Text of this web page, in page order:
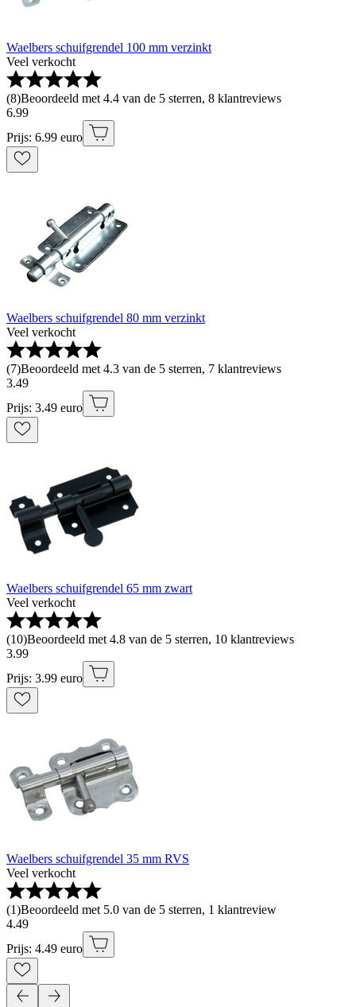
Waelbers schuifgrendel 100 mm verzinkt
Veel verkocht
(8)Beoordeeld met 4.4 van de 5 sterren, 8 klantreviews
6.99
Prijs: 6.99 euro
Waelbers schuifgrendel 80 mm verzinkt
Veel verkocht
(7)Beoordeeld met 4.3 van de 5 sterren, 7 klantreviews
3.49
Prijs: 3.49 euro
Waelbers schuifgrendel 65 mm zwart
Veel verkocht
(10)Beoordeeld met 4.8 van de 5 sterren, 10 klantreviews
3.99
Prijs: 3.99 euro
Waelbers schuifgrendel 35 mm RVS
Veel verkocht
(1)Beoordeeld met 5.0 van de 5 sterren, 1 klantreview
4.49
Prijs: 4.49 euro